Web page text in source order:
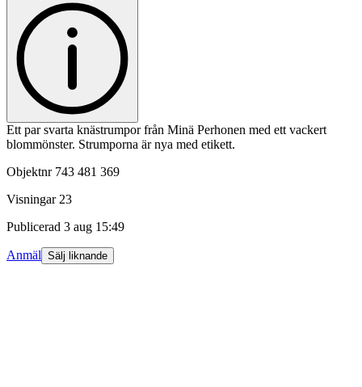
Ett par svarta knästrumpor från Minä Perhonen med ett vackert
blommönster. Strumporna är nya med etikett.
Objektnr 743 481 369
Visningar 23
Publicerad 3 aug 15:49
Anmäl Sälj liknande